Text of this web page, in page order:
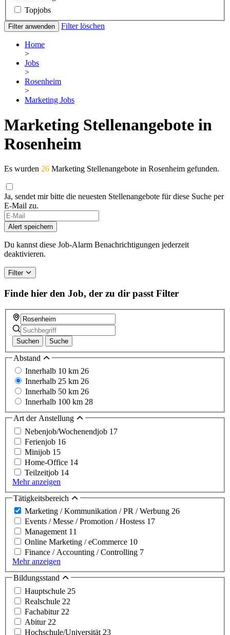
Topjobs
Filter anwenden Filter löschen
Home
>
Jobs
>
Rosenheim
>
Marketing Jobs
Marketing Stellenangebote in
Rosenheim
Es wurden 26 Marketing Stellenangebote in Rosenheim gefunden.
Ja, sendet mir bitte die neuesten Stellenangebote für diese Suche per
E-Mail zu.
Alert speichern
Du kannst diese Job-Alarm Benachrichtigungen jederzeit
deaktivieren.
Filter
Finde hier den Job, der zu dir passt Filter
Suchen Suche
Abstand
Innerhalb 10 km 26
Innerhalb 25 km 26
Innerhalb 50 km 26
Innerhalb 100 km 28
Art der Anstellung
Nebenjob/Wochenendjob 17
Ferienjob 16
Minijob 15
Home-Office 14
Teilzeitjob 14
Mehr anzeigen
Tätigkeitsbereich
Marketing / Kommunikation / PR / Werbung 26
Events / Messe / Promotion / Hostess 17
Management 11
Online Marketing / eCommerce 10
Finance / Accounting / Controlling 7
Mehr anzeigen
Bildungsstand
Hauptschule 25
Realschule 22
Fachabitur 22
Abitur 22
Hochschule/Universität 23